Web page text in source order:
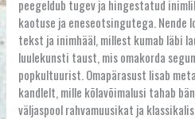
peegeldub tugev ja hingestatud
kaotuse ja eneseotsingutega. Nende
tekst ja inimhääl, millest kumab läbi
luulekunsti taust, mis omakorda
popkultuurist. Omapärasust lisab
kandlelt, mille kõlavõimalusi tahab
väljaspool rahvamuusikat ja